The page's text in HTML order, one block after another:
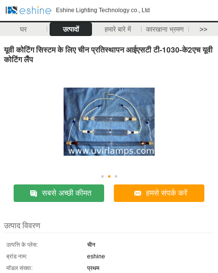
Eshine Lighting Technology co., Ltd
घर उत्पादों हमारे बारे में कारखाना भ्रमण >>
यूवी कोटिंग सिस्टम के लिए चीन प्रतिस्थापन आईएसटी टी-1030-के2एच यूवी
कोटिंग लैंप
सबसे अच्छी कीमत हमसे संपर्क करें
उत्पाद विवरण
उत्पत्ति के प्लेस:
चीन
ब्रांड नाम:
eshine
मॉडल संख्या:
प्रथम